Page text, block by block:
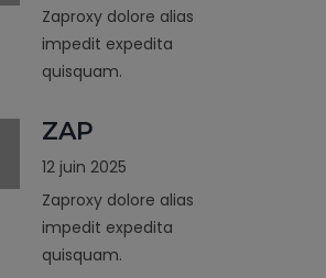
Zaproxy dolore alias
impedit expedita
quisquam.
ZAP
12 juin 2025
Zaproxy dolore alias
impedit expedita
quisquam.